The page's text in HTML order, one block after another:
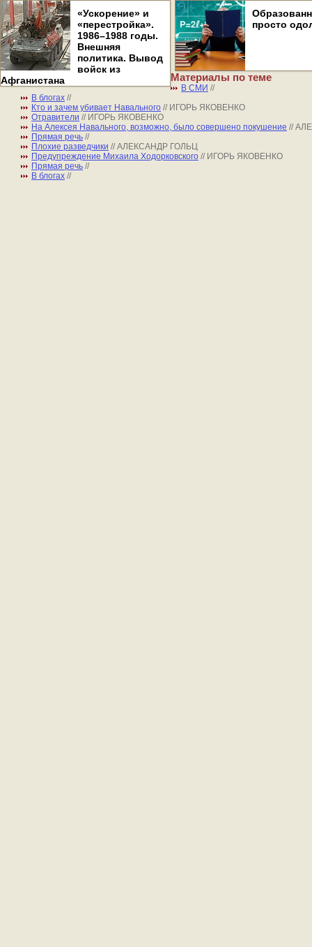
«Ускорение» и
«перестройка».
1986–1988 годы.
Внешняя
политика. Вывод
войск из
Афганистана
просто
Материалы по теме
В СМИ //
В блогах //
Кто и зачем убивает Навального // ИГОРЬ ЯКОВЕНКО
Отравители // ИГОРЬ ЯКОВЕНКО
На Алексея Навального, возможно, было совершено покушение //
Прямая речь //
Плохие разведчики // АЛЕКСАНДР ГОЛЬЦ
Предупреждение Михаила Ходорковского // ИГОРЬ ЯКОВЕНКО
Прямая речь //
В блогах //